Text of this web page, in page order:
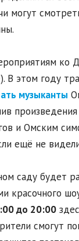
могут
ко
этом году
музыканты
и Омским
ещё не
саду будет
красочного
до 20:00
смогут